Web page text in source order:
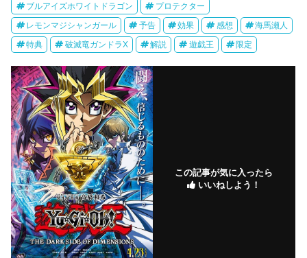
ブルアイズホワイトドラゴン プロテクター
レモンマジシャンガール 予告 効果 感想 海馬瀬人
特典 破滅竜ガンドラX 解説 遊戯王 限定
この記事が気に入ったら
いいねしよう！